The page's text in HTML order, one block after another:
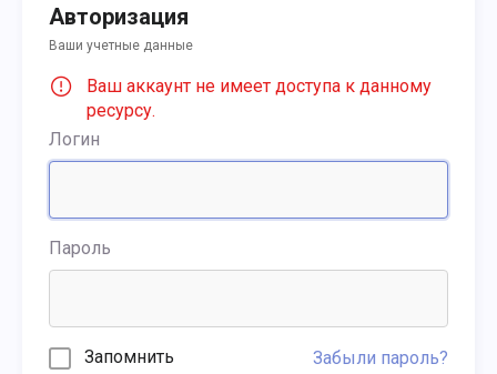
Авторизация
Ваши учетные данные
Ваш аккаунт не имеет доступа к данному
ресурсу.
Логин
Пароль
Запомнить Забыли пароль?